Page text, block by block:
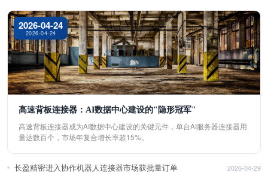
2026-04-24
2026-04-24
高速背板连接器：AI数据中心建设的"隐形冠军"
高速背板连接器成为AI数据中心建设的关键元件，单台AI服务器连接器用
量达数百个，市场年复合增长率超15%。
长盈精密进入协作机器人连接器市场获批量订单 2026-04-29